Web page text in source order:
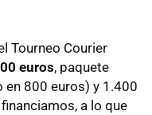
Tourneo Courier
euros, paquete
en 800 euros) y 1.400
a lo que